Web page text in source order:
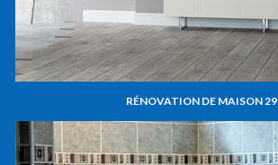
RÉNOVATION DE MAISON 29